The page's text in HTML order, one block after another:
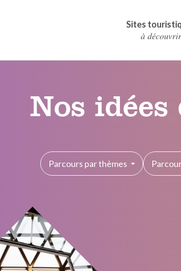
Sites
à découvrir
Nos
Parcours par thèmes